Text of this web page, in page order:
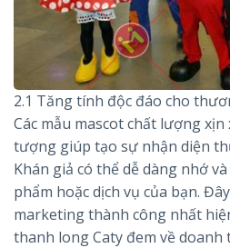
2.1 Tăng tính độc đáo cho
Các mẫu mascot chất lượng xịn
tượng giúp tạo sự nhận diện
Khán giả có thể dễ dàng nhớ
phẩm hoặc dịch vụ của bạn.
marketing thành công nhất
thanh long Caty đem về